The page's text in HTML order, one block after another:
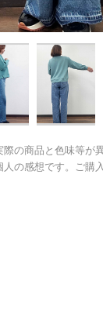
の商品と色味等が
の感想です。ご購